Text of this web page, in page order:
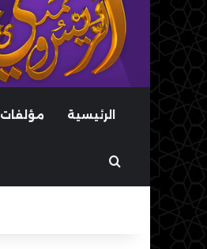
الرئيسية مؤلفات
بحث عن